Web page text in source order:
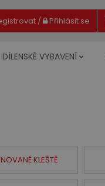
/ Přihlásit se
DÍLENSKÉ VYBAVENÍ
KLEŠTĚ